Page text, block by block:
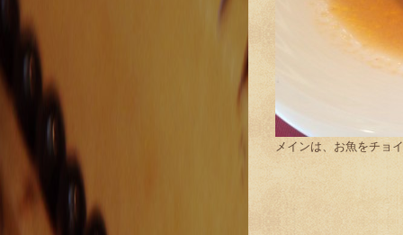
メインは、お魚をチョ